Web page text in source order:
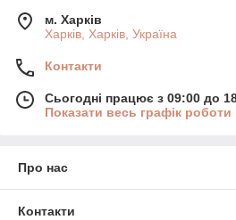
м. Харків
Харків, Харків, Україна
Контакти
Сьогодні працює з 09:00 до
Показати весь графік роботи
Про нас
Контакти